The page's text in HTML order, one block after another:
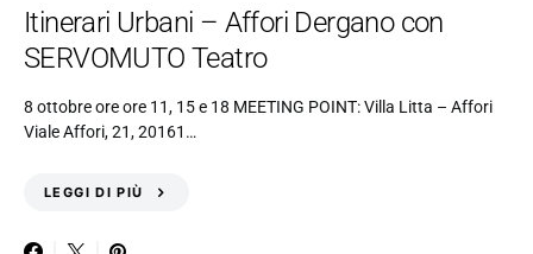
Itinerari Urbani – Affori Dergano con
SERVOMUTO Teatro
8 ottobre ore ore 11, 15 e 18 MEETING POINT: Villa Litta – Affori
Viale Affori, 21, 20161…
LEGGI DI PIÙ